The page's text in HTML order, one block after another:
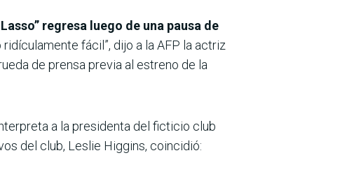
regresa luego de una pausa de
fácil”, dijo a la AFP la actriz
de prensa previa al estreno de la
a la presidenta del ficticio club
del club, Leslie Higgins, coincidió: